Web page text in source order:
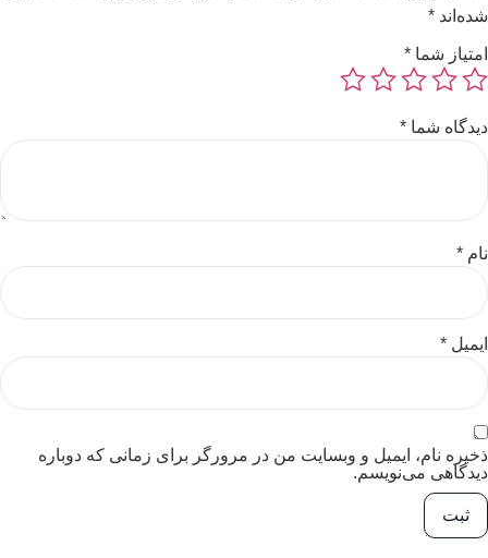
شده‌اند *
امتیاز شما *
دیدگاه شما *
نام *
ایمیل *
ذخیره نام، ایمیل و وبسایت من در مرورگر برای زمانی که دوباره
دیدگاهی می‌نویسم.